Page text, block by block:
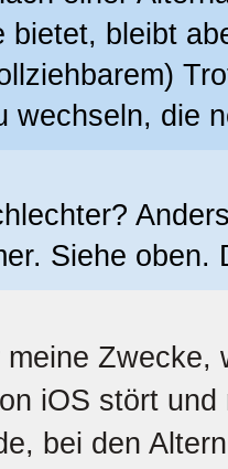
bietet, bleibt
wechseln, die
Siehe oben.
Zwecke,
iOS stört
bei den